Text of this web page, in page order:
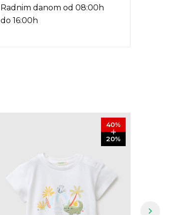
Radnim danom od 08:00h
do 16:00h
40%
20%